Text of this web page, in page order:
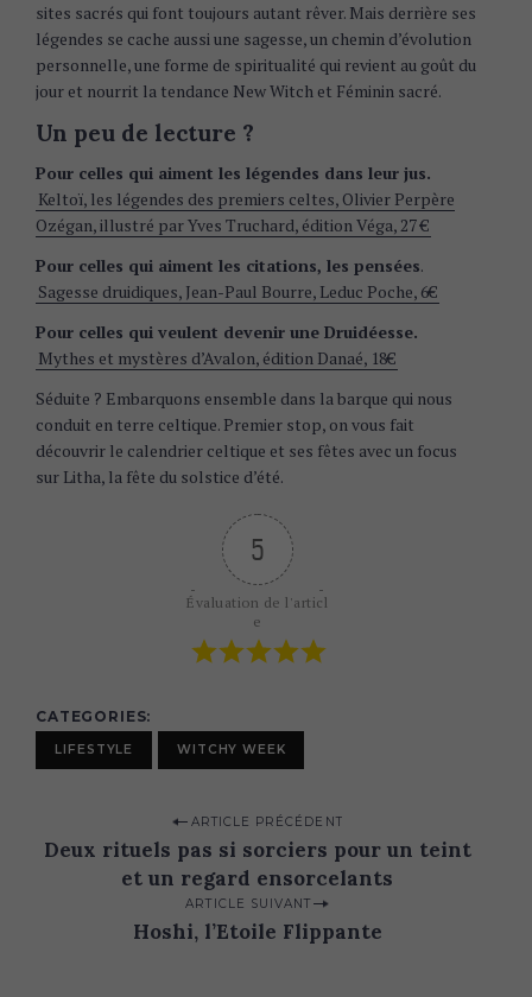
sites sacrés qui font toujours autant rêver. Mais derrière ses
légendes se cache aussi une sagesse, un chemin d’évolution
personnelle, une forme de spiritualité qui revient au goût du
jour et nourrit la tendance New Witch et Féminin sacré.
Un peu de lecture ?
Pour celles qui aiment les légendes dans leur jus.
Keltoï, les légendes des premiers celtes, Olivier Perpère
Ozégan, illustré par Yves Truchard, édition Véga, 27 €
Pour celles qui aiment les citations, les pensées.
Sagesse druidiques, Jean-Paul Bourre, Leduc Poche, 6€
Pour celles qui veulent devenir une Druidéesse.
Mythes et mystères d’Avalon, édition Danaé, 18€
Séduite ? Embarquons ensemble dans la barque qui nous
conduit en terre celtique. Premier stop, on vous fait
découvrir le calendrier celtique et ses fêtes avec un focus
sur Litha, la fête du solstice d’été.
5
Évaluation de l'articl
e
CATEGORIES
LIFESTYLE WITCHY WEEK
o
ARTICLE PRÉCÉDENT
Deux rituels pas si sorciers pour un teint
et un regard ensorcelants
ARTICLE SUIVANT
Hoshi, l’Etoile Flippante
S
a